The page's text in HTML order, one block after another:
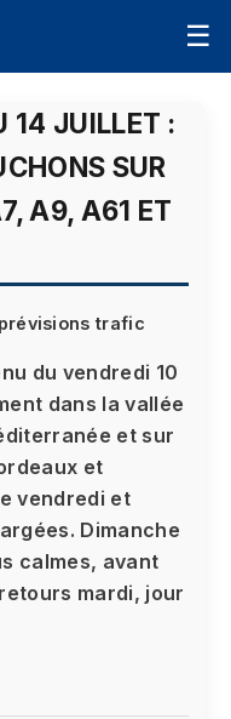
☰
14 JUILLET :
SUR
A9, A61 ET
trafic
du vendredi 10
dans la vallée
et sur
et
vendredi et
Dimanche
calmes, avant
mardi, jour